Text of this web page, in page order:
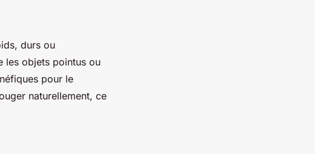
durs ou
les objets pointus ou
pour le
naturellement, ce